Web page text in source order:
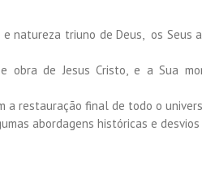
natureza triuno de Deus, os Seus
obra de Jesus Cristo, e a Sua
a restauração final de todo o
abordagens históricas e